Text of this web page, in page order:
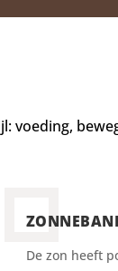
voeding,
De zon heeft